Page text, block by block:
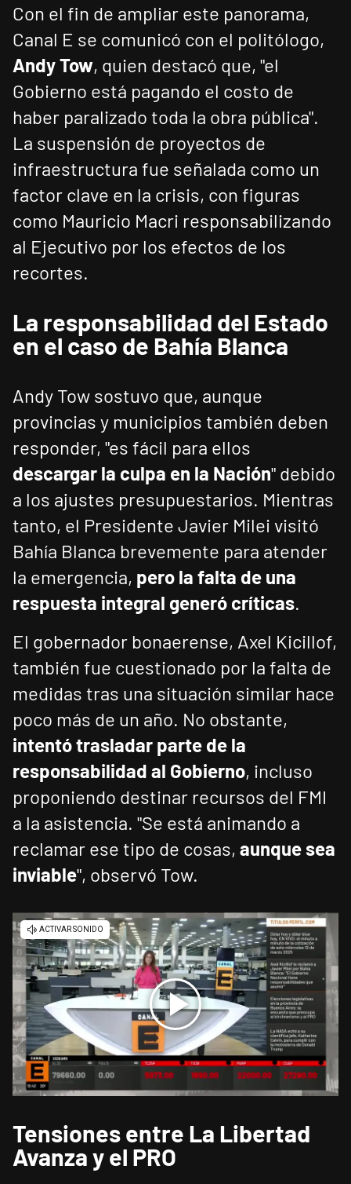
Con el fin de ampliar este panorama,
Canal E se comunicó con el politólogo,
Andy Tow, quien destacó que, "el
Gobierno está pagando el costo de
haber paralizado toda la obra pública".
La suspensión de proyectos de
infraestructura fue señalada como un
factor clave en la crisis, con figuras
como Mauricio Macri responsabilizando
al Ejecutivo por los efectos de los
recortes.
La responsabilidad del Estado
en el caso de Bahía Blanca
Andy Tow sostuvo que, aunque
provincias y municipios también deben
responder, "es fácil para ellos
descargar la culpa en la Nación" debido
a los ajustes presupuestarios. Mientras
tanto, el Presidente Javier Milei visitó
Bahía Blanca brevemente para atender
la emergencia, pero la falta de una
respuesta integral generó críticas.
El gobernador bonaerense, Axel Kicillof,
también fue cuestionado por la falta de
medidas tras una situación similar hace
poco más de un año. No obstante,
intentó trasladar parte de la
responsabilidad al Gobierno, incluso
proponiendo destinar recursos del FMI
a la asistencia. "Se está animando a
reclamar ese tipo de cosas, aunque sea
inviable", observó Tow.
Tensiones entre La Libertad
Avanza y el PRO